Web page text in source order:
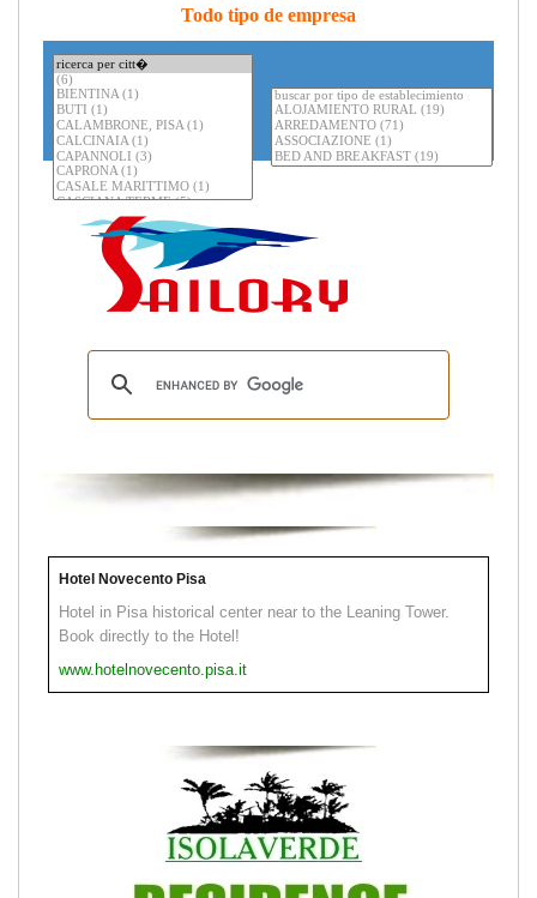
Todo tipo de empresa
Hotel Novecento Pisa
Hotel in Pisa historical center near to the Leaning Tower.
Book directly to the Hotel!
www.hotelnovecento.pisa.it